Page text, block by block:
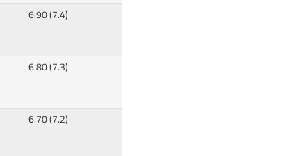
6.90 (7.4)
6.80 (7.3)
6.70 (7.2)